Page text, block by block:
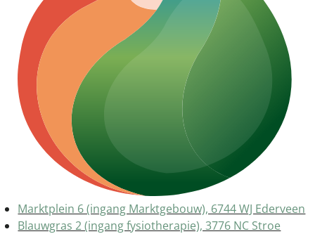
Marktplein 6 (ingang Marktgebouw), 6744 WJ Ederveen
Blauwgras 2 (ingang fysiotherapie), 3776 NC Stroe